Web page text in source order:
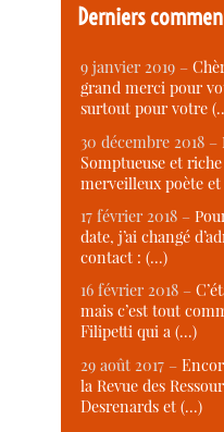
Derniers
9 janvier 2019 –
grand merci pour
surtout pour votre
30 décembre 2018 –
Somptueuse et
merveilleux poète
17 février 2018 –
date, j’ai changé
contact : (…)
16 février 2018 –
mais c’est tout
Filipetti qui a (…)
29 août 2017 –
la Revue des
Desrenards et (…)